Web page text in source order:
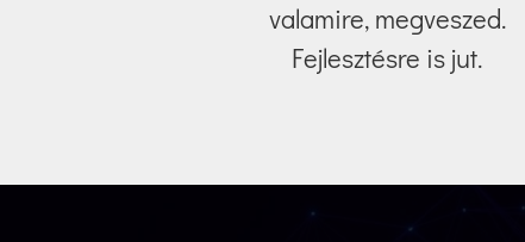
valamire, megveszed.
Fejlesztésre is jut.